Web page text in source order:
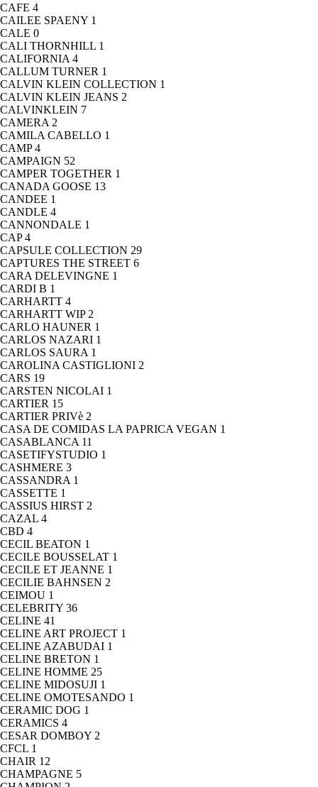
CAFE 4
CAILEE SPAENY 1
CALE 0
CALI THORNHILL 1
CALIFORNIA 4
CALLUM TURNER 1
CALVIN KLEIN COLLECTION 1
CALVIN KLEIN JEANS 2
CALVINKLEIN 7
CAMERA 2
CAMILA CABELLO 1
CAMP4
CAMPAIGN 52
CAMPER TOGETHER 1
CANADA GOOSE 13
CANDEE 1
CANDLE 4
CANNONDALE 1
CAP4
CAPSULE COLLECTION 29
CAPTURES THE STREET 6
CARA DELEVINGNE 1
CARDI B 1
CARHARTT 4
CARHARTT WIP 2
CARLO HAUNER 1
CARLOS NAZARI 1
CARLOS SAURA 1
CAROLINA CASTIGLIONI 2
CARS 19
CARSTEN NICOLAI 1
CARTIER 15
CARTIER PRIVè 2
CASA DE COMIDAS LA PAPRICA VEGAN 1
CASABLANCA 11
CASETIFYSTUDIO 1
CASHMERE 3
CASSANDRA 1
CASSETTE 1
CASSIUS HIRST 2
CAZAL 4
CBD 4
CECIL BEATON 1
CECILE BOUSSELAT 1
CECILE ET JEANNE 1
CECILIE BAHNSEN 2
CEIMOU 1
CELEBRITY 36
CELINE 41
CELINE ART PROJECT 1
CELINE AZABUDAI 1
CELINE BRETON 1
CELINE HOMME 25
CELINE MIDOSUJI 1
CELINE OMOTESANDO 1
CERAMIC DOG 1
CERAMICS 4
CESAR DOMBOY 2
CFCL 1
CHAIR 12
CHAMPAGNE 5